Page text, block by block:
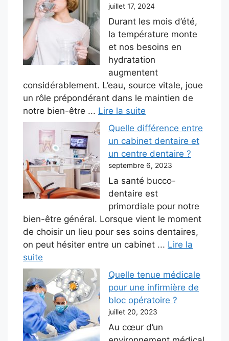
juillet 17, 2024
Durant les mois d’été,
la température monte
et nos besoins en
hydratation
augmentent
considérablement. L’eau, source vitale, joue
un rôle prépondérant dans le maintien de
notre bien-être ... Lire la suite
Quelle différence entre
un cabinet dentaire et
un centre dentaire ?
septembre 6, 2023
La santé bucco-
dentaire est
primordiale pour notre
bien-être général. Lorsque vient le moment
de choisir un lieu pour ses soins dentaires,
on peut hésiter entre un cabinet ... Lire la
suite
Quelle tenue médicale
pour une infirmière de
bloc opératoire ?
juillet 20, 2023
Au cœur d’un